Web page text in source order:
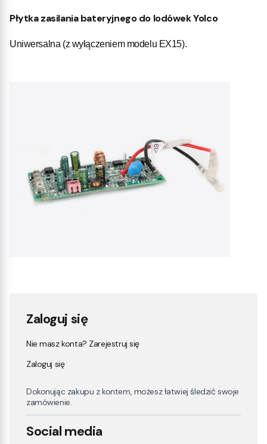
Płytka zasilania bateryjnego do lodówek Yolco
Uniwersalna (z wyłączeniem modelu EX15).
Zaloguj się
Nie masz konta? Zarejestruj się
Zaloguj się
Dokonując zakupu z kontem, możesz łatwiej śledzić swoje
zamówienie.
Social media